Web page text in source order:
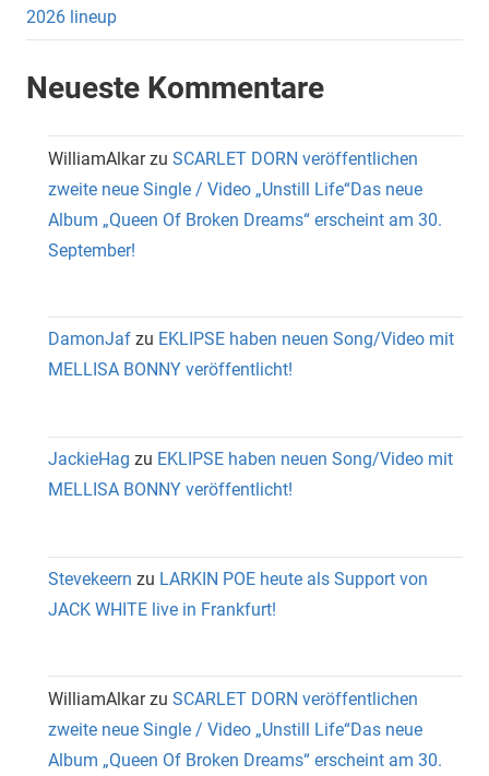
2026 lineup
Neueste Kommentare
WilliamAlkarzu SCARLET DORN veröffentlichen
zweite neue Single / Video „Unstill Life“Das neue
Album „Queen Of Broken Dreams“ erscheint am 30.
September!
DamonJaf zu EKLIPSE haben neuen Song/Video mit
MELLISA BONNY veröffentlicht!
JackieHag zu EKLIPSE haben neuen Song/Video mit
MELLISA BONNY veröffentlicht!
Stevekeern zu LARKIN POE heute als Support von
JACK WHITE live in Frankfurt!
WilliamAlkarzu SCARLET DORN veröffentlichen
zweite neue Single / Video „Unstill Life“Das neue
Album „Queen Of Broken Dreams“ erscheint am 30.